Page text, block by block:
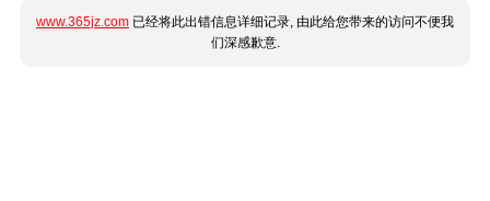
www.365jz.com 已经将此出错信息详细记录, 由此给您带来的访问不便我
们深感歉意.